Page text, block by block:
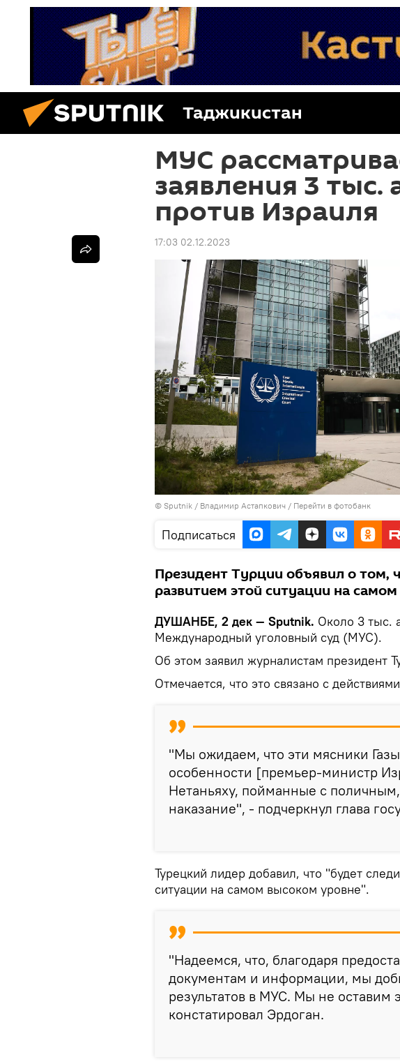
Таджикистан
МУС
заявления 3 тыс.
против Израиля
17:03 02.12.2023
© Sputnik / Владимир Астапкович / Перейти в фотобанк
Подписаться
Президент Турции объявил о том,
развитием этой ситуации на
ДУШАНБЕ, 2 дек — Sputnik. Около 3 тыс.
Международный уголовный суд (МУС).
Об этом заявил журналистам президент
Отмечается, что это связано с
"Мы ожидаем, что эти мясники
особенности [премьер-министр
Нетаньяху, пойманные с
наказание", - подчеркнул глава
Турецкий лидер добавил, что "будет
ситуации на самом высоком уровне".
"Надеемся, что, благодаря
документам и информации, мы
результатов в МУС. Мы не оставим
констатировал Эрдоган.